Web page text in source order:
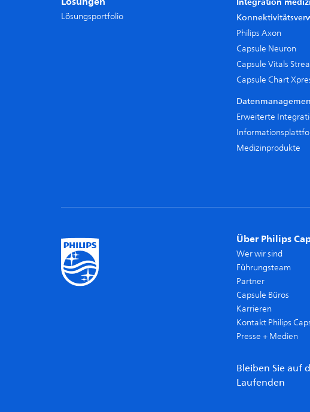
Lösungsportfolio
Philips Axon
Capsule Neuron
Capsule Vitals
Capsule Chart
Erweiterte
Medizinprodukte
Über Philips
Wer wir sind
Führungsteam
Partner
Capsule Büros
Karrieren
Kontakt Philips
Presse + Medien
Bleiben Sie auf
Laufenden